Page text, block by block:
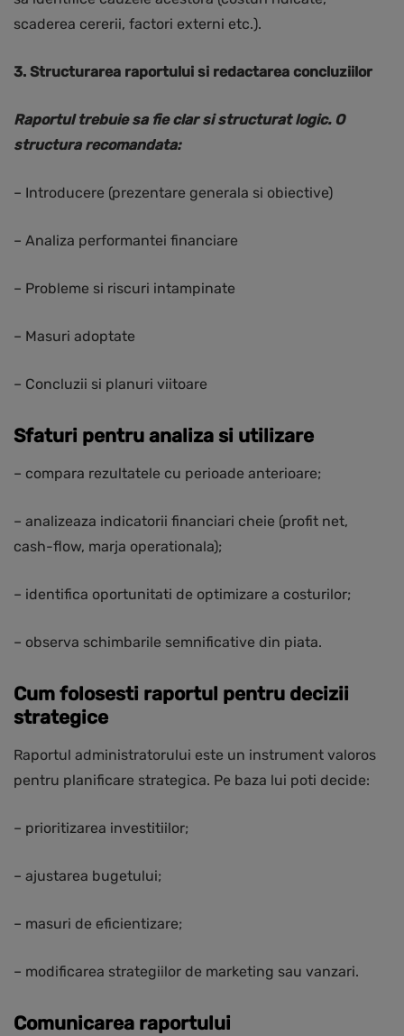
scaderea cererii, factori externi etc.).
3. Structurarea raportului si redactarea concluziilor
Raportul trebuie sa fie clar si structurat logic. O
structura recomandata:
– Introducere (prezentare generala si obiective)
– Analiza performantei financiare
– Probleme si riscuri intampinate
– Masuri adoptate
– Concluzii si planuri viitoare
Sfaturi pentru analiza si utilizare
– compara rezultatele cu perioade anterioare;
– analizeaza indicatorii financiari cheie (profit net,
cash-flow, marja operationala);
– identifica oportunitati de optimizare a costurilor;
– observa schimbarile semnificative din piata.
Cum folosesti raportul pentru decizii
strategice
Raportul administratorului este un instrument valoros
pentru planificare strategica. Pe baza lui poti decide:
– prioritizarea investitiilor;
– ajustarea bugetului;
– masuri de eficientizare;
– modificarea strategiilor de marketing sau vanzari.
Comunicarea raportului